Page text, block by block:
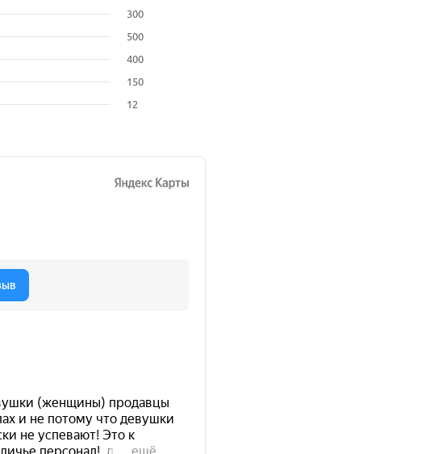
300
500
400
150
12